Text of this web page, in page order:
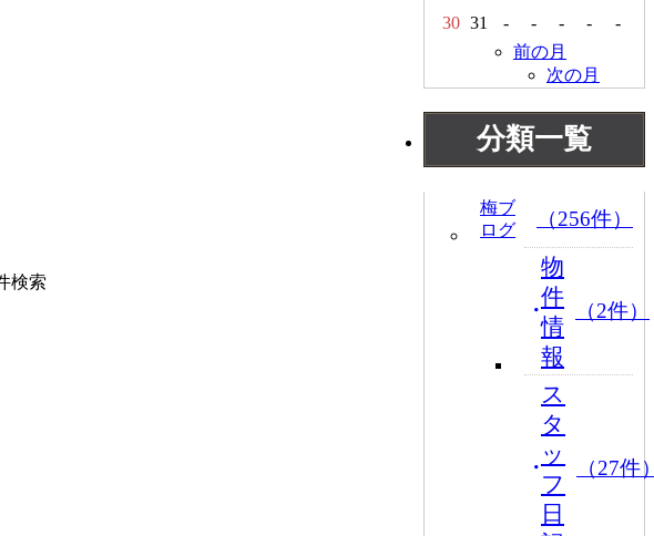
30 31 - - - -
-
前の月
次の月
分類一覧
梅ブ
ログ
（256件）
物
件
情
報
（2件）
ス
タ
ッ
フ
日
（27件